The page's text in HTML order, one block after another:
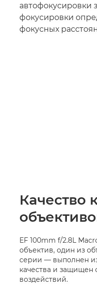
автофокусировки
фокусировки
фокусных
Качество
EF 100mm f/2.8L
объектив, один из
серии — выполнен
качества и защищен
воздействий.